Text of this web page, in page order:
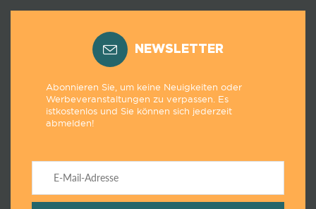
NEWSLETTER
Abonnieren Sie, um keine Neuigkeiten oder
Werbeveranstaltungen zu verpassen. Es
istkostenlos und Sie können sich jederzeit
abmelden!